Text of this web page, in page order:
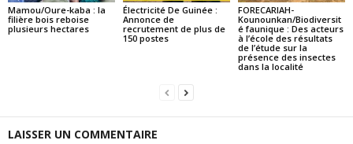
Mamou/Oure-kaba : la
filière bois reboise
plusieurs hectares
Électricité De Guinée :
Annonce de
recrutement de plus de
150 postes
FORECARIAH-
Kounounkan/Biodiversit
é faunique : Des acteurs
à l’école des résultats
de l’étude sur la
présence des insectes
dans la localité
LAISSER UN COMMENTAIRE